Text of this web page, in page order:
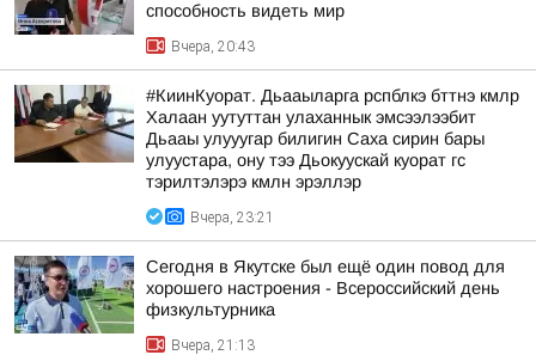
способность видеть мир
Вчера, 20:43
#КиинКуорат. Дьааыларга рспблкэ бттнэ кмлр
Халаан уутуттан улаханнык эмсээлээбит
Дьааы улууугар билигин Саха сирин бары
улуустара, ону тээ Дьокуускай куорат гс
тэрилтэлэрэ кмлн эрэллэр
Вчера, 23:21
Сегодня в Якутске был ещё один повод для
хорошего настроения - Всероссийский день
физкультурника
Вчера, 21:13